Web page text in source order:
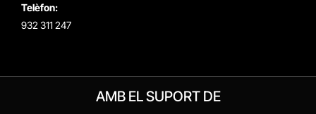
Telèfon:
932 311 247
AMB EL SUPORT DE